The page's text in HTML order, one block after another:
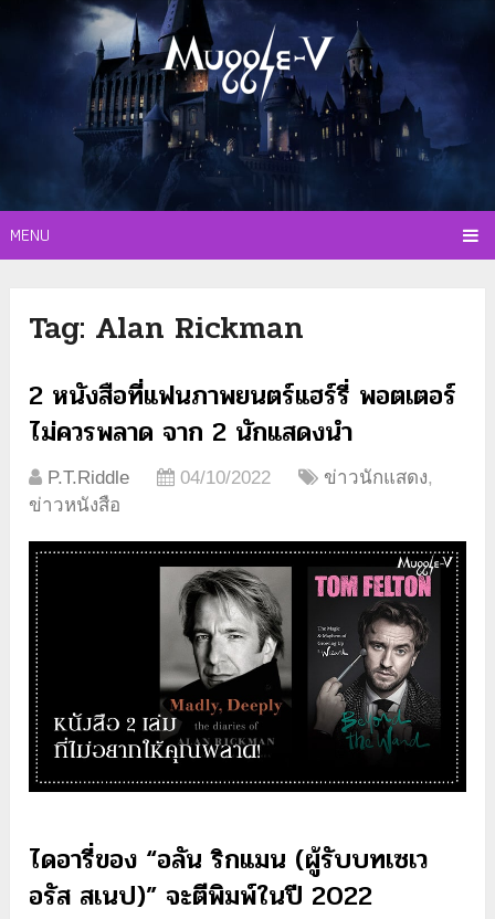
MENU
Tag: Alan Rickman
2 หนังสือที่แฟนภาพยนตร์แฮร์รี่ พอตเตอร์
ไม่ควรพลาด จาก 2 นักแสดงนำ
P.T.Riddle 04/10/2022 ข่าวนักแสดง,
ข่าวหนังสือ
ไดอารี่ของ “อลัน ริกแมน (ผู้รับบทเซเว
อรัส สเนป)” จะตีพิมพ์ในปี 2022